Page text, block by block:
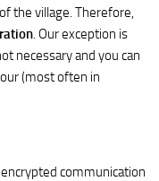
the village. Therefore,
. Our exception is
necessary and you can
(most often in
communication